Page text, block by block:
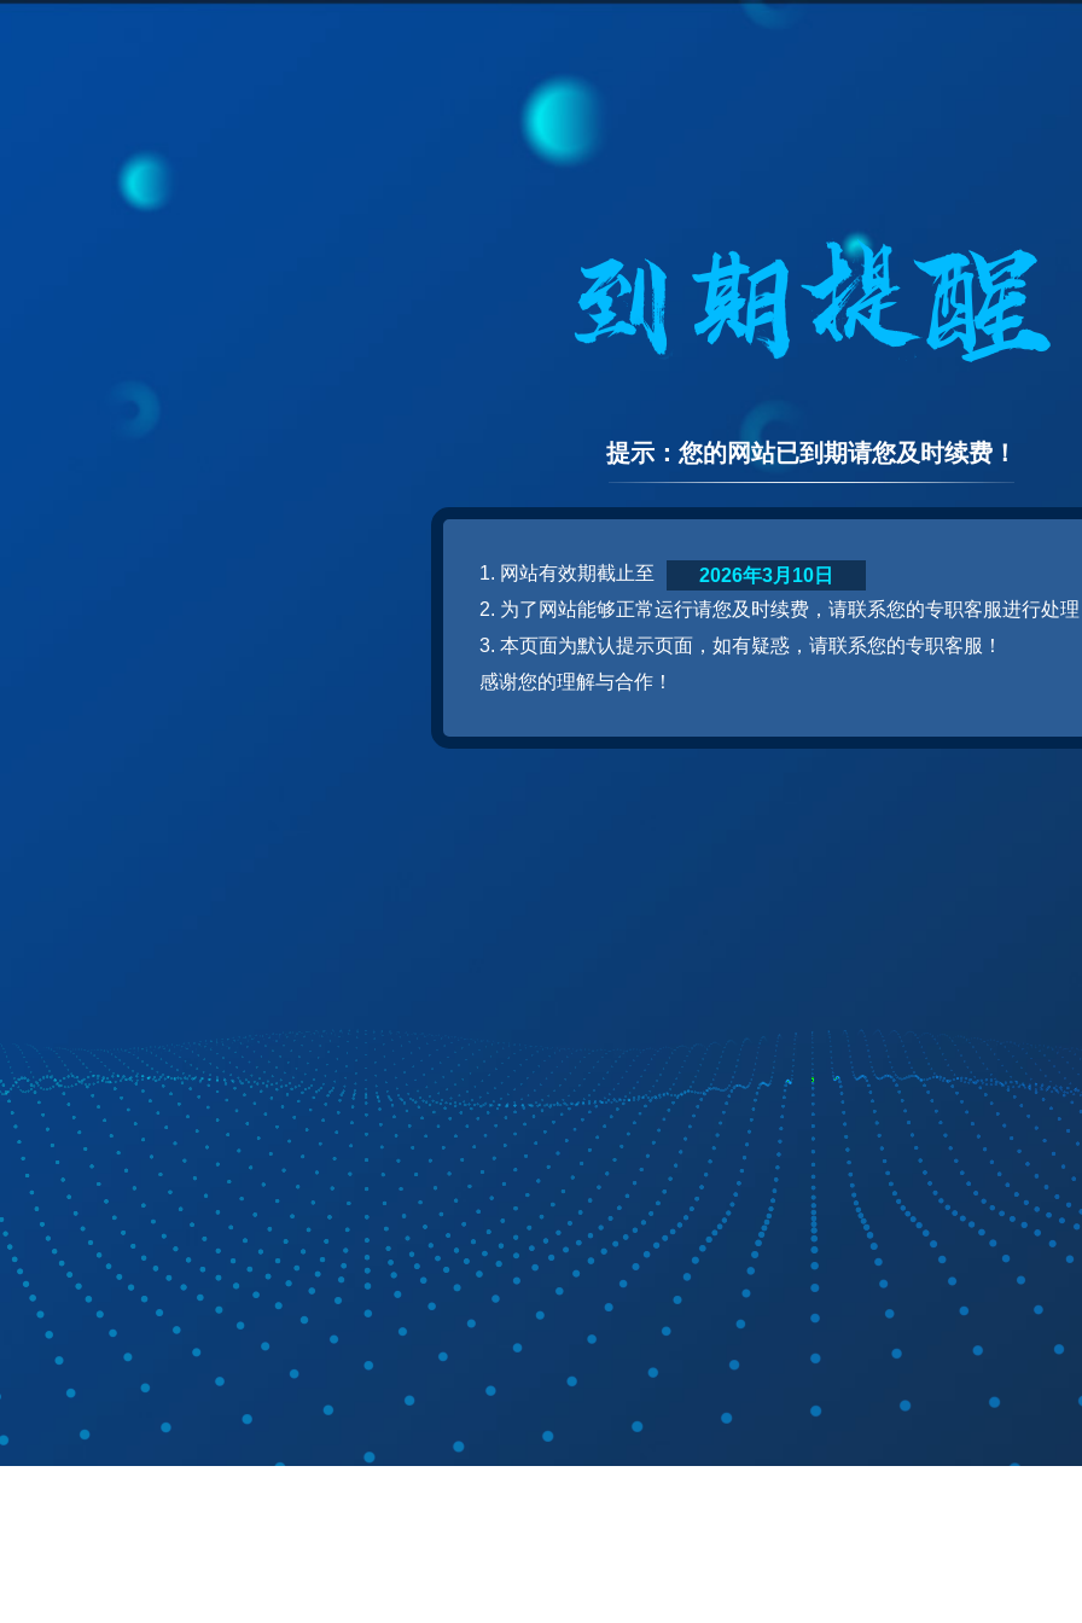
提示：您的网站已到期请您及时续费！
1. 网站有效期截止至
2. 为了网站能够正常运行请您及时续费，请联系您的专职客服进行处
3. 本页面为默认提示页面，如有疑惑，请联系您的专职客服！
感谢您的理解与合作！
2026年3月10日